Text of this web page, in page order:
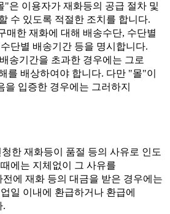
"은 이용자가 재화등의 공급 절차 및
수 있도록 적절한 조치를 합니다.
매한 재화에 대해 배송수단, 수단별
단별 배송기간 등을 명시합니다.
송기간을 초과한 경우에는 그로
를 배상하여야 합니다. 다만 "몰"이
을 입증한 경우에는 그러하지
한 재화등이 품절 등의 사유로 인도
에는 지체없이 그 사유를
에 재화 등의 대금을 받은 경우에는
일 이내에 환급하거나 환급에
.